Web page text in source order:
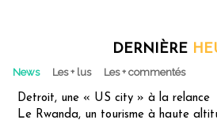
DERNIÈRE
News Les + lus Les + commentés
Detroit, une « US city » à la relance
Le Rwanda, un tourisme à haute